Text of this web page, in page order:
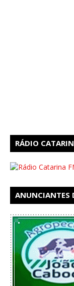
RÁDIO
ANUNCIANTES